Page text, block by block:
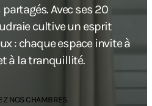
Avec ses 20
cultive un esprit
: chaque espace invite à
à la tranquillité.
NOS CHAMBRES